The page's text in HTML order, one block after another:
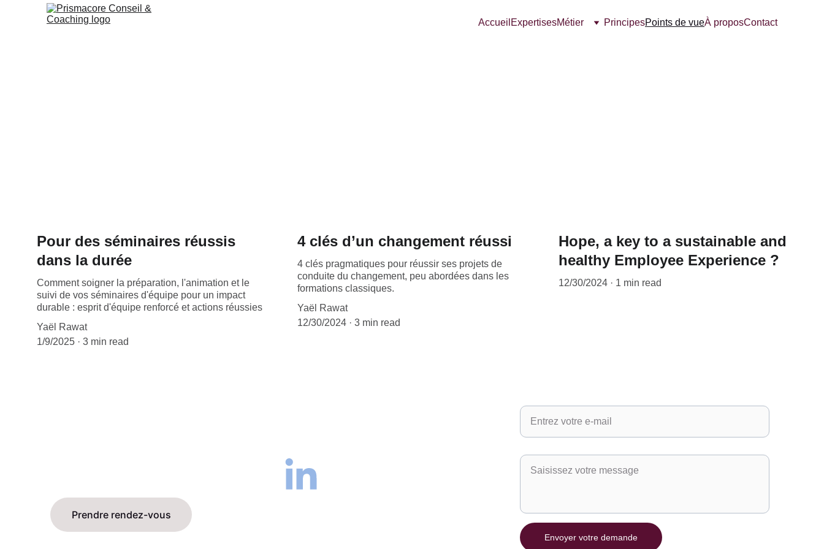
Accueil ExpertisesMétier PrincipesPoints de vueÀ proposContact
Pour des séminaires réussis
dans la durée
Comment soigner la préparation, l'animation et le
suivi de vos séminaires d'équipe pour un impact
durable : esprit d'équipe renforcé et actions réussies
Yaël Rawat
1/9/2025
3 min read
4 clés d’un changement réussi
4 clés pragmatiques pour réussir ses projets de
conduite du changement, peu abordées dans les
formations classiques.
Yaël Rawat
12/30/2024
3 min read
Hope, a key to a sustainable and
healthy Employee Experience ?
12/30/2024 1 min read
Envoyer votre demande
Prendre rendez-vous